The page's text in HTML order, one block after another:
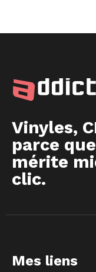
Vinyles,
parce
mérite
clic.
Mes liens